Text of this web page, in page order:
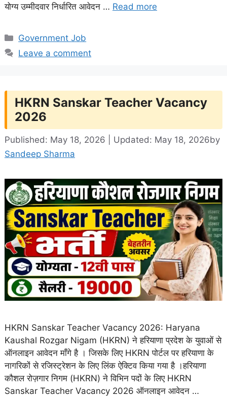
योग्य उम्मीदवार निर्धारित आवेदन … Read more
Categories
Government Job
Leave a comment
HKRN Sanskar Teacher Vacancy
2026
Published: May 18, 2026 | Updated: May 18, 2026by
Sandeep Sharma
HKRN Sanskar Teacher Vacancy 2026: Haryana
Kaushal Rozgar Nigam (HKRN) ने हरियाणा प्रदेश के युवाओं से
ऑनलाइन आवेदन माँगे है । जिसके लिए HKRN पोर्टल पर हरियाणा के
नागरिकों से रजिस्ट्रेशन के लिए लिंक ऐक्टिव किया गया है ।हरियाणा
कौशल रोज़गार निगम (HKRN) ने विभिन पदों के लिए HKRN
Sanskar Teacher Vacancy 2026 ऑनलाइन आवेदन …